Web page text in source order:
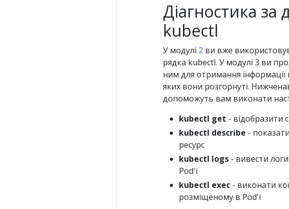
Діагностика
kubectl
У модулі 2 ви вже
рядка kubectl. У модулі 3 ви
ним для отримання
яких вони розгорнуті.
допоможуть вам виконати
kubectl get - відобразити
kubectl describe -
ресурс
kubectl logs - вивести
Pod'і
kubectl exec - виконати
розміщеному в Pod'і